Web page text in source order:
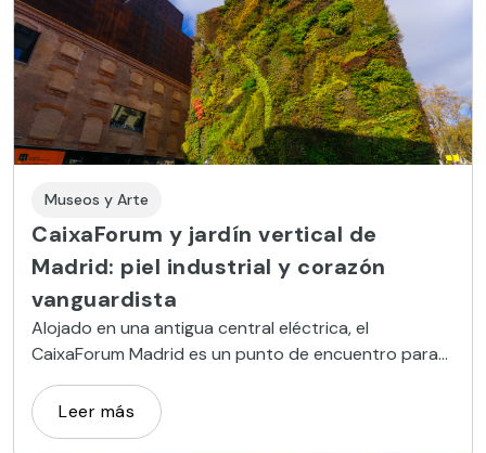
Museos y Arte
CaixaForum y jardín vertical de
Madrid: piel industrial y corazón
vanguardista
Alojado en una antigua central eléctrica, el
CaixaForum Madrid es un punto de encuentro para
los amantes del arte antiguo, moderno o
contemporáneo.
Leer más